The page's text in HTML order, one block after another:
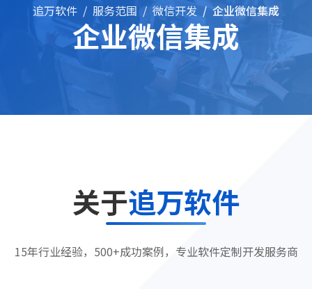
追万软件 服务范围 微信开发 企业微信集成
企业微信集成
关于追万软件
15年行业经验，500+成功案例，专业软件定制开发服务商